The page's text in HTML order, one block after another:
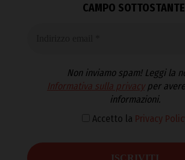
CAMPO
Non inviamo spam! Leggi la
Informativa sulla privacyper
informazioni.
Accetto la Privacy